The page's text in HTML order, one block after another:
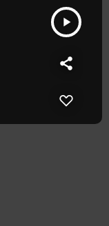
play_arrow